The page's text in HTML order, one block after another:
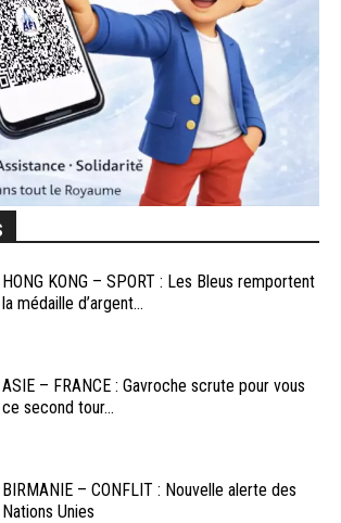
HONG KONG – SPORT : Les Bleus remportent
la médaille d’argent...
ASIE – FRANCE : Gavroche scrute pour vous
ce second tour...
BIRMANIE – CONFLIT : Nouvelle alerte des
Nations Unies